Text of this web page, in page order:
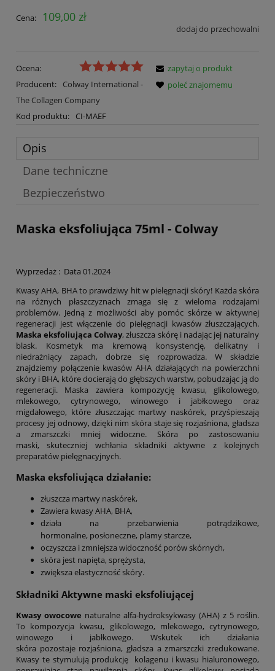
Cena: 109,00 zł
dodaj do przechowalni
Ocena:
Producent:
Colway International -
The Collagen Company
Kod produktu:
CI-MAEF
zapytaj o produkt
poleć znajomemu
Opis
Dane techniczne
Bezpieczeństwo
Maska eksfoliująca 75ml - Colway
Wyprzedaż : Data 01.2024
Kwasy AHA, BHA to prawdziwy hit w pielęgnacji skóry! Każda skóra
na różnych płaszczyznach zmaga się z wieloma rodzajami
problemów. Jedną z możliwości aby pomóc skórze w aktywnej
regeneracji jest włączenie do pielęgnacji kwasów złuszczających.
Maska eksfoliująca Colway, złuszcza skórę i nadając jej naturalny
blask. Kosmetyk ma kremową konsystencję, delikatny i
niedrażniący zapach, dobrze się rozprowadza. W składzie
znajdziemy połączenie kwasów AHA działających na powierzchni
skóry i BHA, które docierają do głębszych warstw, pobudzając ją do
regeneracji. Maska zawiera kompozycję kwasu, glikolowego,
mlekowego, cytrynowego, winowego i jabłkowego oraz
migdałowego, które złuszczając martwy naskórek, przyśpieszają
procesy jej odnowy, dzięki nim skóra staje się rozjaśniona, gładsza
a zmarszczki mniej widoczne. Skóra po zastosowaniu
maski, skuteczniej wchłania składniki aktywne z kolejnych
preparatów pielęgnacyjnych.
Maska eksfoliująca działanie:
złuszcza martwy naskórek,
Zawiera kwasy AHA, BHA,
działa na przebarwienia potrądzikowe,
hormonalne, posłoneczne, plamy starcze,
oczyszcza i zmniejsza widoczność porów skórnych,
skóra jest napięta, sprężysta,
zwiększa elastyczność skóry.
Składniki Aktywne maski eksfoliującej
Kwasy owocowe naturalne alfa-hydroksykwasy (AHA) z 5 roślin.
To kompozycja kwasu, glikolowego, mlekowego, cytrynowego,
winowego i jabłkowego. Wskutek ich działania
skóra pozostaje rozjaśniona, gładsza a zmarszczki zredukowane.
Kwasy te stymulują produkcję kolagenu i kwasu hialuronowego,